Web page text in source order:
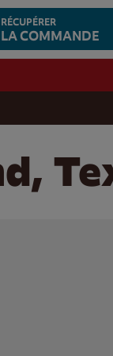
RÉCUPÉRER
LA COMMANDE